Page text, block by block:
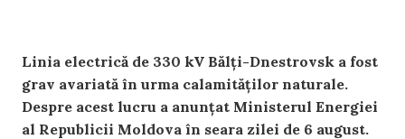
Linia electrică de 330 kV Bălți-Dnestrovsk a fost
grav avariată în urma calamităților naturale.
Despre acest lucru a anunțat Ministerul Energiei
al Republicii Moldova în seara zilei de 6 august.